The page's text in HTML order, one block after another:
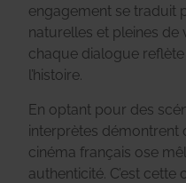
engagement se traduit
naturelles et pleines
chaque dialogue
l’histoire.
En optant pour des
interprètes démontrent
cinéma français ose
authenticité. C’est